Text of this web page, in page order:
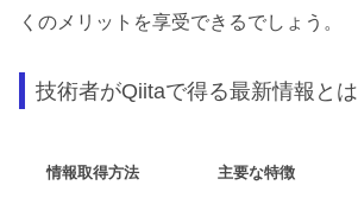
くのメリットを享受できるでしょう。
技術者がQiitaで得る最新情報とは
情報取得方法 主要な特徴